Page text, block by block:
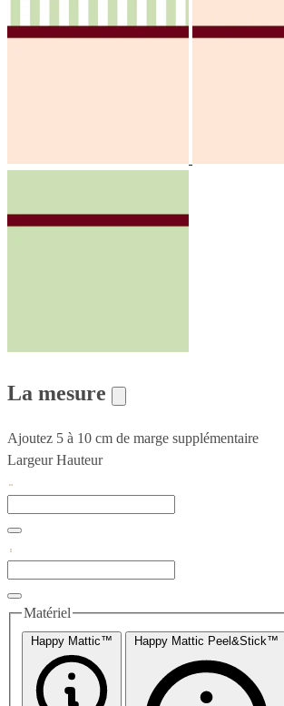
La mesure
Ajoutez 5 à 10 cm de marge supplémentaire
Largeur Hauteur
Matériel
Happy Mattic™ Happy Mattic Peel&Stick™